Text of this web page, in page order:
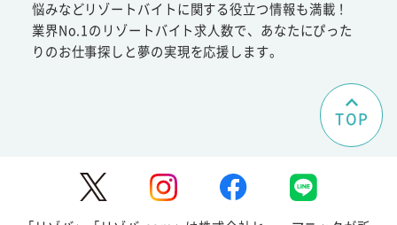
悩みなどリゾートバイトに関する役立つ情報も満載！
業界No.1のリゾートバイト求人数で、あなたにぴった
りのお仕事探しと夢の実現を応援します。
TOP